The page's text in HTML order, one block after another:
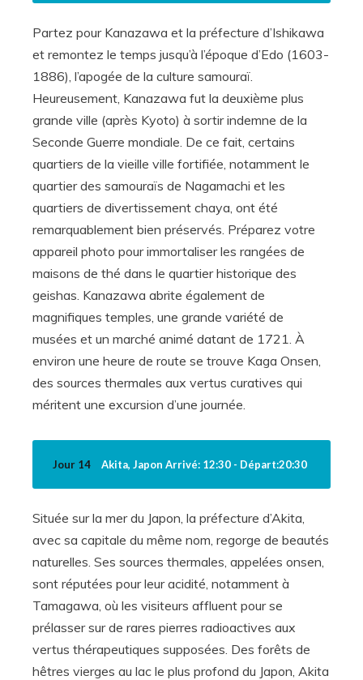
Partez pour Kanazawa et la préfecture d’Ishikawa
et remontez le temps jusqu’à l’époque d’Edo (1603-
1886), l’apogée de la culture samouraï.
Heureusement, Kanazawa fut la deuxième plus
grande ville (après Kyoto) à sortir indemne de la
Seconde Guerre mondiale. De ce fait, certains
quartiers de la vieille ville fortifiée, notamment le
quartier des samouraïs de Nagamachi et les
quartiers de divertissement chaya, ont été
remarquablement bien préservés. Préparez votre
appareil photo pour immortaliser les rangées de
maisons de thé dans le quartier historique des
geishas. Kanazawa abrite également de
magnifiques temples, une grande variété de
musées et un marché animé datant de 1721. À
environ une heure de route se trouve Kaga Onsen,
des sources thermales aux vertus curatives qui
méritent une excursion d’une journée.
Jour 14 Akita, Japon Arrivé: 12:30 - Départ:20:30
Située sur la mer du Japon, la préfecture d’Akita,
avec sa capitale du même nom, regorge de beautés
naturelles. Ses sources thermales, appelées onsen,
sont réputées pour leur acidité, notamment à
Tamagawa, où les visiteurs affluent pour se
prélasser sur de rares pierres radioactives aux
vertus thérapeutiques supposées. Des forêts de
hêtres vierges au lac le plus profond du Japon, Akita